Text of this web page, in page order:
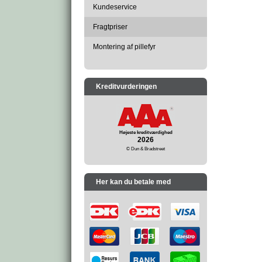
Kundeservice
Fragtpriser
Montering af pillefyr
Kreditvurderingen
Højeste kreditværdighed
2026
© Dun & Bradstreet
Her kan du betale med